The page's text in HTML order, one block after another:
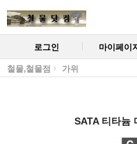
로그인 마이페이
철물,철물점 가위
SATA 티타늄